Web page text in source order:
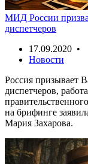
МИД России
диспетчеров
17.09.2020 •
Новости
Россия призывает
диспетчеров,
на брифинге
Мария Захарова.